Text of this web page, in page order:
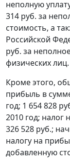
неполную
314 руб. за
стоимость, а
Российской
руб. за
физических лиц.
Кроме этого,
прибыль в
год; 1 654 828
2010 год; налог
326 528 руб.;
налогу на
добавленную